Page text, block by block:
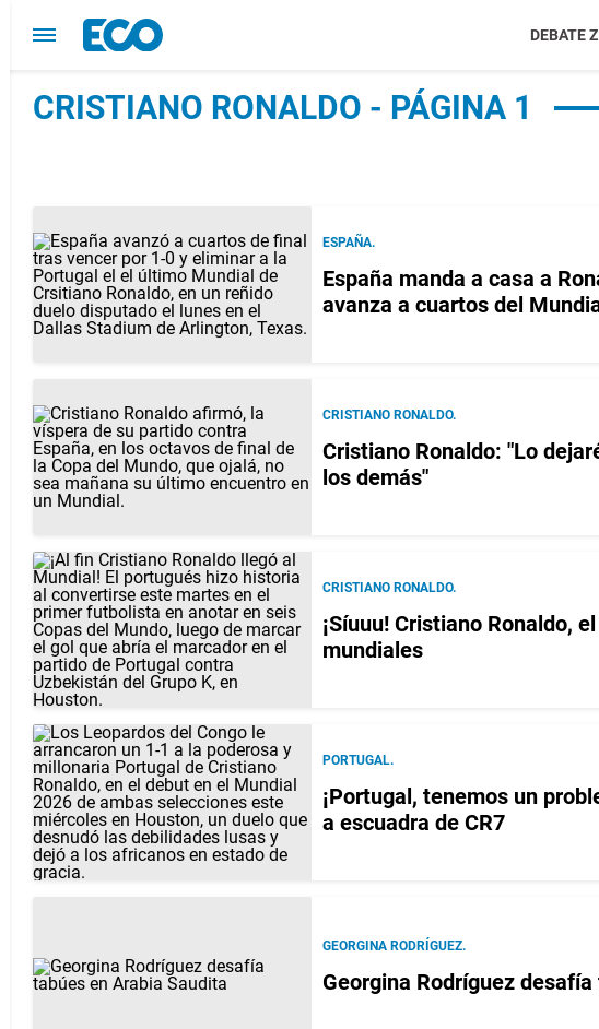
DEBATE Z
CRISTIANO RONALDO - PÁGINA 1
ESPAÑA.
España manda a casa a
avanza a cuartos del
CRISTIANO RONALDO.
Cristiano Ronaldo: "Lo
los demás"
CRISTIANO RONALDO.
¡Síuuu! Cristiano Ronaldo,
mundiales
PORTUGAL.
¡Portugal, tenemos un
a escuadra de CR7
GEORGINA RODRÍGUEZ.
Georgina Rodríguez